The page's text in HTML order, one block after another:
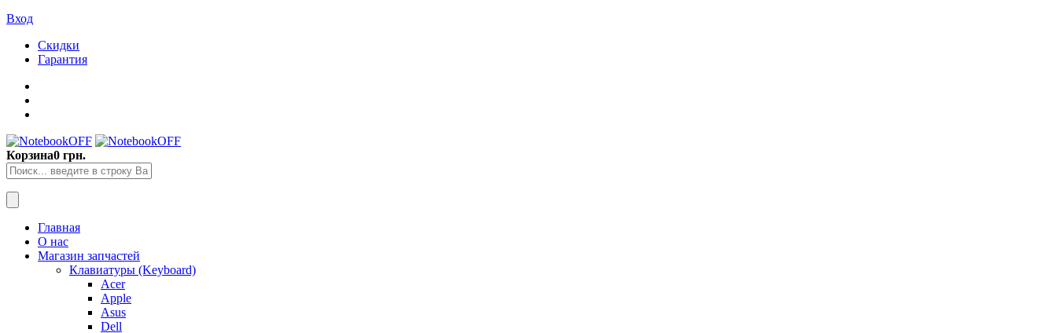
Вход
Скидки
Гарантия
Корзина0 грн.
Главная
О нас
Магазин запчастей
Клавиатуры (Keyboard)
Acer
Apple
Asus
Dell